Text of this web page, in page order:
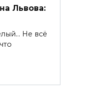
Львова:
Не всё